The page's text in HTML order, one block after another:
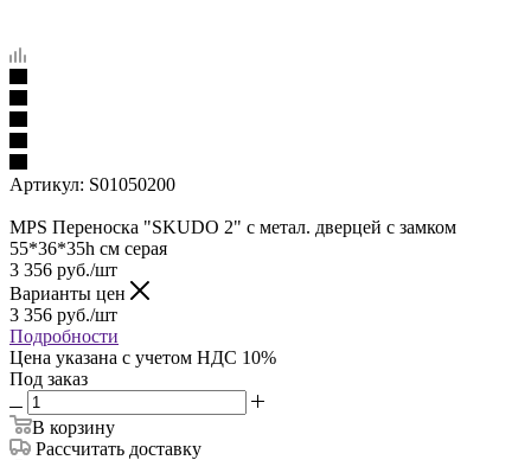
Артикул: S01050200
MPS Переноска "SKUDO 2" с метал. дверцей с замком
55*36*35h см серая
3 356 руб./шт
Варианты цен
3 356 руб./шт
Подробности
Цена указана с учетом НДС 10%
Под заказ
В корзину
Рассчитать доставку